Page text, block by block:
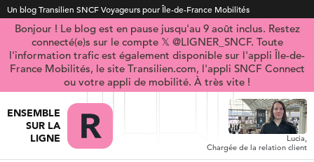
Un blog Transilien SNCF Voyageurs pour Île-de-France Mobilités
Bonjour ! Le blog est en pause jusqu'au 9 août inclus. Restez
connecté(e)s sur le compte 𝕏 @LIGNER_SNCF. Toute
l'information trafic est également disponible sur l'appli Île-de-
France Mobilités, le site Transilien.com, l'appli SNCF Connect
ou votre appli de mobilité. À très vite !
ENSEMBLE
SUR LA
LIGNE
Lucia,
Chargée de la relation client